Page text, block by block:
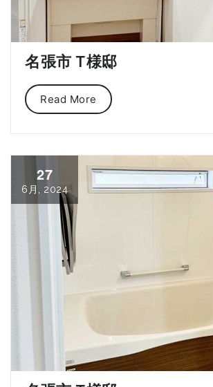
名張市 T様邸
Read More
27
6月, 2024